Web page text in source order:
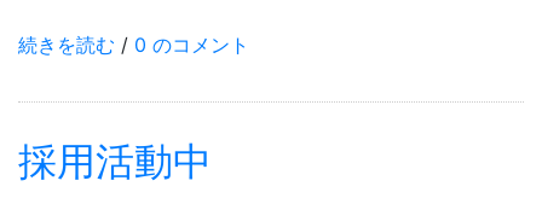
続きを読む / 0 のコメント
採用活動中